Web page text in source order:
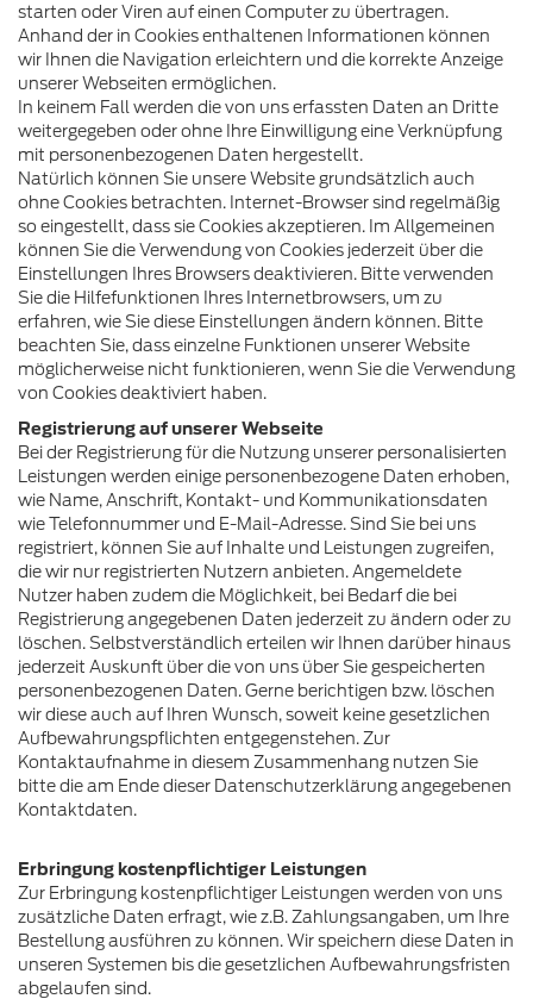
starten oder Viren auf einen Computer zu übertragen.
Anhand der in Cookies enthaltenen Informationen können
wir Ihnen die Navigation erleichtern und die korrekte Anzeige
unserer Webseiten ermöglichen.
In keinem Fall werden die von uns erfassten Daten an Dritte
weitergegeben oder ohne Ihre Einwilligung eine Verknüpfung
mit personenbezogenen Daten hergestellt.
Natürlich können Sie unsere Website grundsätzlich auch
ohne Cookies betrachten. Internet-Browser sind regelmäßig
so eingestellt, dass sie Cookies akzeptieren. Im Allgemeinen
können Sie die Verwendung von Cookies jederzeit über die
Einstellungen Ihres Browsers deaktivieren. Bitte verwenden
Sie die Hilfefunktionen Ihres Internetbrowsers, um zu
erfahren, wie Sie diese Einstellungen ändern können. Bitte
beachten Sie, dass einzelne Funktionen unserer Website
möglicherweise nicht funktionieren, wenn Sie die Verwendung
von Cookies deaktiviert haben.
Registrierung auf unserer Webseite
Bei der Registrierung für die Nutzung unserer personalisierten
Leistungen werden einige personenbezogene Daten erhoben,
wie Name, Anschrift, Kontakt- und Kommunikationsdaten
wie Telefonnummer und E-Mail-Adresse. Sind Sie bei uns
registriert, können Sie auf Inhalte und Leistungen zugreifen,
die wir nur registrierten Nutzern anbieten. Angemeldete
Nutzer haben zudem die Möglichkeit, bei Bedarf die bei
Registrierung angegebenen Daten jederzeit zu ändern oder zu
löschen. Selbstverständlich erteilen wir Ihnen darüber hinaus
jederzeit Auskunft über die von uns über Sie gespeicherten
personenbezogenen Daten. Gerne berichtigen bzw. löschen
wir diese auch auf Ihren Wunsch, soweit keine gesetzlichen
Aufbewahrungspflichten entgegenstehen. Zur
Kontaktaufnahme in diesem Zusammenhang nutzen Sie
bitte die am Ende dieser Datenschutzerklärung angegebenen
Kontaktdaten.
Erbringung kostenpflichtiger Leistungen
Zur Erbringung kostenpflichtiger Leistungen werden von uns
zusätzliche Daten erfragt, wie z.B. Zahlungsangaben, um Ihre
Bestellung ausführen zu können. Wir speichern diese Daten in
unseren Systemen bis die gesetzlichen Aufbewahrungsfristen
abgelaufen sind.